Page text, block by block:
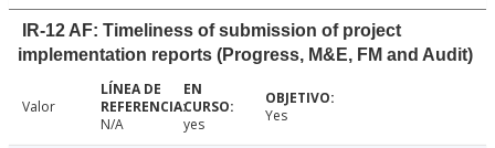
IR-12 AF: Timeliness of submission of project
implementation reports (Progress, M&E, FM and Audit)
Valor
N/A
yes Yes